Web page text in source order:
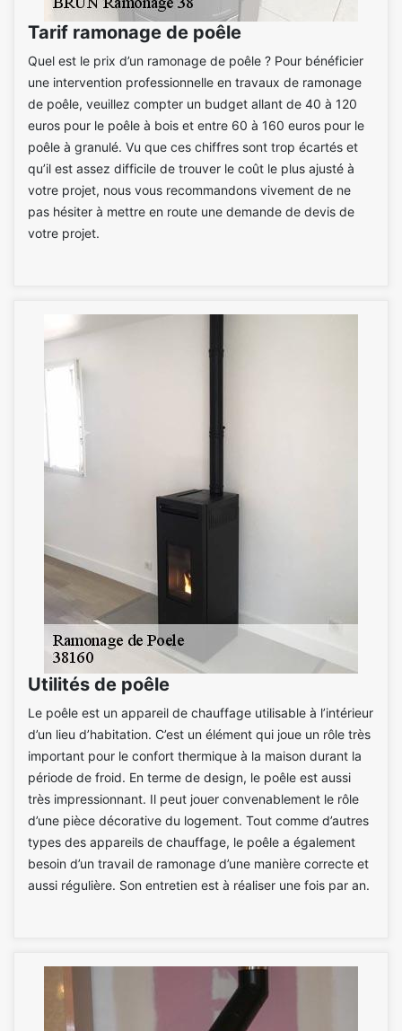
Tarif ramonage de poêle
Quel est le prix d’un ramonage de poêle ? Pour bénéficier
une intervention professionnelle en travaux de ramonage
de poêle, veuillez compter un budget allant de 40 à 120
euros pour le poêle à bois et entre 60 à 160 euros pour le
poêle à granulé. Vu que ces chiffres sont trop écartés et
qu’il est assez difficile de trouver le coût le plus ajusté à
votre projet, nous vous recommandons vivement de ne
pas hésiter à mettre en route une demande de devis de
votre projet.
Utilités de poêle
Le poêle est un appareil de chauffage utilisable à l’intérieur
d’un lieu d’habitation. C’est un élément qui joue un rôle très
important pour le confort thermique à la maison durant la
période de froid. En terme de design, le poêle est aussi
très impressionnant. Il peut jouer convenablement le rôle
d’une pièce décorative du logement. Tout comme d’autres
types des appareils de chauffage, le poêle a également
besoin d’un travail de ramonage d’une manière correcte et
aussi régulière. Son entretien est à réaliser une fois par an.